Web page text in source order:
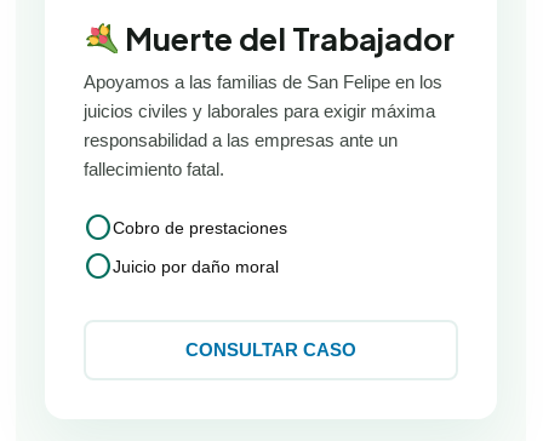
Muerte del Trabajador
Apoyamos a las familias de San Felipe en los
juicios civiles y laborales para exigir máxima
responsabilidad a las empresas ante un
fallecimiento fatal.
circleCobro de prestaciones
circleJuicio por daño moral
CONSULTAR CASO